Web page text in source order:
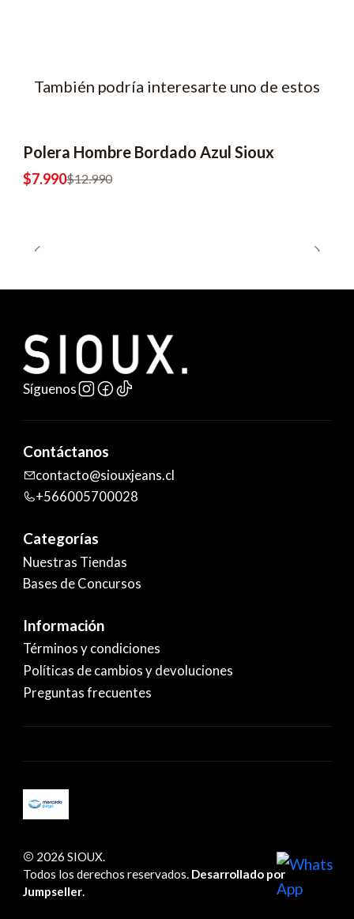
También podría interesarte uno de estos
-38% OFF
Polera Hombre Bordado Azul Sioux
$7.990$12.990
Síguenos
Contáctanos
contacto@siouxjeans.cl
+566005700028
Categorías
Nuestras Tiendas
Bases de Concursos
Información
Términos y condiciones
Políticas de cambios y devoluciones
Preguntas frecuentes
2026 SIOUX.
Todos los derechos reservados. Desarrollado por
Jumpseller.